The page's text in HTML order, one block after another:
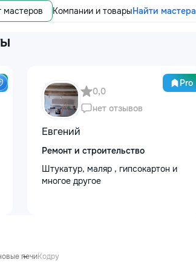
мастеров Компании и товарыНайти мастера
Pro
0,0
нет отзывов
Евгений
Ремонт и строительство
Штукатур, маляр , гипсокартон и
многое другое
печиКодру